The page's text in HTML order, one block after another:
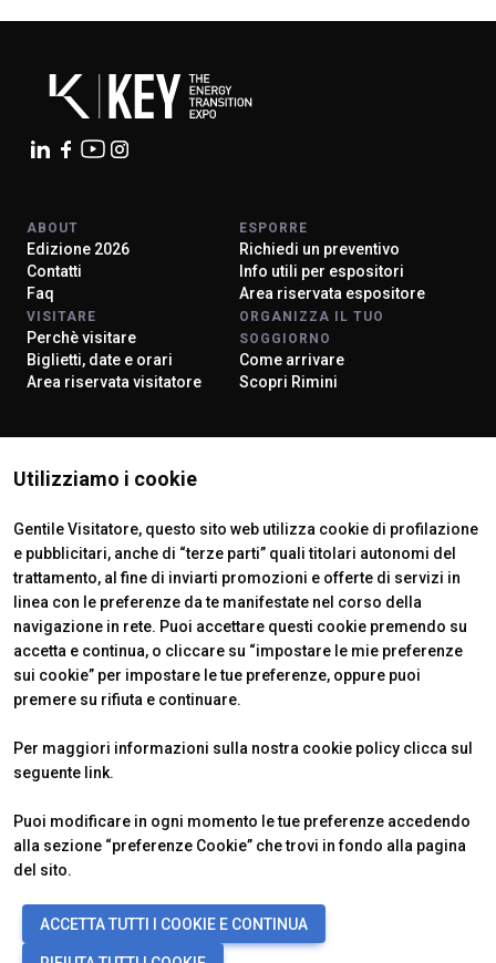
Utilizziamo i cookie
Gentile Visitatore, questo sito web utilizza cookie di profilazione
e pubblicitari, anche di “terze parti” quali titolari autonomi del
trattamento, al fine di inviarti promozioni e offerte di servizi in
linea con le preferenze da te manifestate nel corso della
navigazione in rete. Puoi accettare questi cookie premendo su
accetta e continua, o cliccare su “impostare le mie preferenze
sui cookie” per impostare le tue preferenze, oppure puoi
premere su rifiuta e continuare.
Per maggiori informazioni sulla nostra cookie policy clicca sul
seguente link.
Puoi modificare in ogni momento le tue preferenze accedendo
alla sezione “preferenze Cookie” che trovi in fondo alla pagina
del sito.
ACCETTA TUTTI I COOKIE E CONTINUA
ABOUT
Edizione 2026
Contatti
Faq
ESPORRE
Richiedi un preventivo
Info utili per espositori
Area riservata espositore
VISITARE
Perchè visitare
Biglietti, date e orari
Area riservata visitatore
ORGANIZZA IL TUO
SOGGIORNO
Come arrivare
Scopri Rimini
ISTITUTI CERTIFICATORI
© 2026ITALIAN EXHIBITION GROUP SpA - Via Emilia 155, 47921 Rimini
(Italy) - Registro Imprese Rimini e C.F./P.I. 00139440408 - Cap. Soc.
52.214.897 i.v. -Copyright & disclaimer